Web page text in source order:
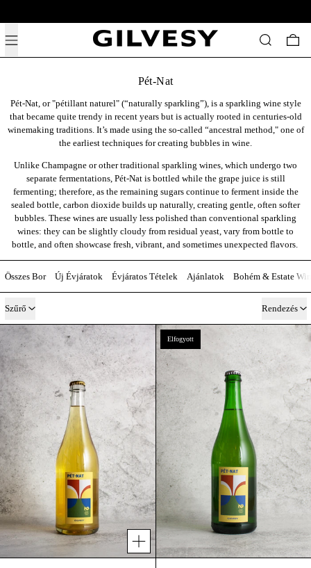
Menü Keresés 0
Pét-Nat
Pét-Nat, or "pétillant naturel"(“naturally sparkling”), is a sparkling wine style
that became quite trendy in recent years but is actually rooted in centuries-old
winemaking traditions. It’s made using the so-called “ancestral method,"one of
the earliest techniques for creating bubbles in wine.
Unlike Champagne or other traditional sparkling wines, which undergo two
separate fermentations, Pét-Nat is bottled while the grape juice is still
fermenting; therefore, as the remaining sugars continue to ferment inside the
sealed bottle, carbon dioxide builds up naturally, creating gentle, often softer
bubbles. These wines are usually less polished than conventional sparkling
wines: they can be slightly cloudy from residual yeast, vary from bottle to
bottle, and often showcase fresh, vibrant, and sometimes unexpected flavors.
Összes Bor Új Évjáratok Évjáratos Tételek Ajánlatok Bohém & Estate
Szűrő
Rendezés
Pét-Nat 2025 | Bio Pét-Nat 2024 | Bio
Elfogyott